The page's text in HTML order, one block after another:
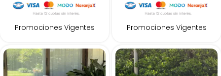
Promociones Vigentes Promociones Vigentes